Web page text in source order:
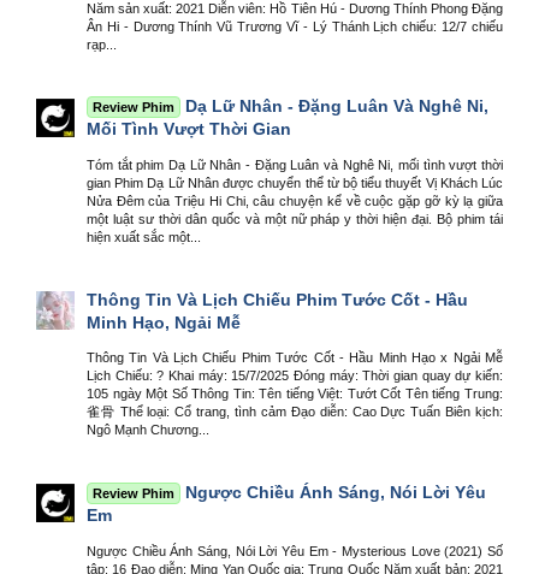
Năm sản xuất: 2021 Diễn viên: Hồ Tiên Hú - Dương Thính Phong Đặng
Ân Hi - Dương Thính Vũ Trương Vĩ - Lý Thánh Lịch chiếu: 12/7 chiếu
rạp...
Review Phim
Dạ Lữ Nhân - Đặng Luân Và Nghê Ni,
Mối Tình Vượt Thời Gian
Tóm tắt phim Dạ Lữ Nhân - Đặng Luân và Nghê Ni, mối tình vượt thời
gian Phim Dạ Lữ Nhân được chuyển thể từ bộ tiểu thuyết Vị Khách Lúc
Nửa Đêm của Triệu Hi Chi, câu chuyện kể về cuộc gặp gỡ kỳ lạ giữa
một luật sư thời dân quốc và một nữ pháp y thời hiện đại. Bộ phim tái
hiện xuất sắc một...
Thông Tin Và Lịch Chiếu Phim Tước Cốt - Hầu
Minh Hạo, Ngải Mễ
Thông Tin Và Lịch Chiếu Phim Tước Cốt - Hầu Minh Hạo x Ngải Mễ
Lịch Chiếu: ? Khai máy: 15/7/2025 Đóng máy: Thời gian quay dự kiến:
105 ngày Một Số Thông Tin: Tên tiếng Việt: Tướt Cốt Tên tiếng Trung:
雀骨 Thể loại: Cổ trang, tình cảm Đạo diễn: Cao Dực Tuấn Biên kịch:
Ngô Mạnh Chương...
Review Phim
Ngược Chiều Ánh Sáng, Nói Lời Yêu
Em
Ngược Chiều Ánh Sáng, Nói Lời Yêu Em - Mysterious Love (2021) Số
tập: 16 Đạo diễn: Ming Yan Quốc gia: Trung Quốc Năm xuất bản: 2021